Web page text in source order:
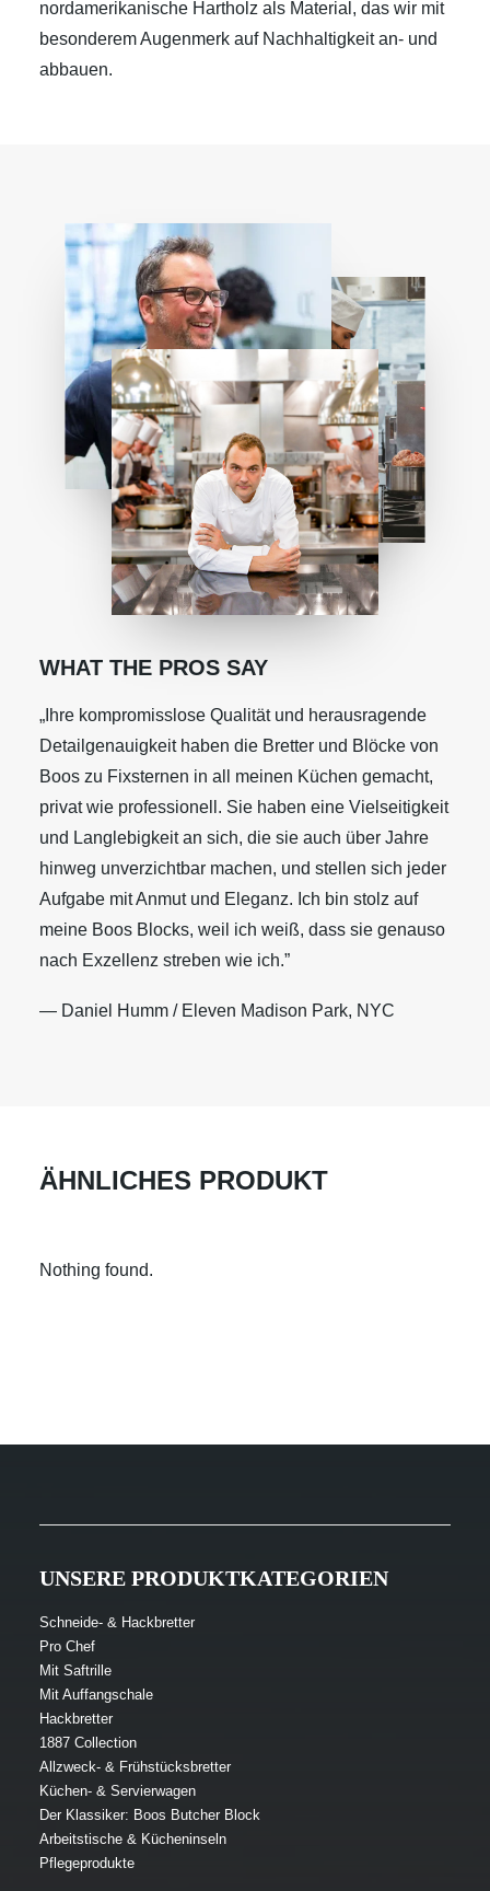
nordamerikanische Hartholz als Material, das wir mit
besonderem Augenmerk auf Nachhaltigkeit an- und
abbauen.
WHAT THE PROS SAY
„Ihre kompromisslose Qualität und herausragende
Detailgenauigkeit haben die Bretter und Blöcke von
Boos zu Fixsternen in all meinen Küchen gemacht,
privat wie professionell. Sie haben eine Vielseitigkeit
und Langlebigkeit an sich, die sie auch über Jahre
hinweg unverzichtbar machen, und stellen sich jeder
Aufgabe mit Anmut und Eleganz. Ich bin stolz auf
meine Boos Blocks, weil ich weiß, dass sie genauso
nach Exzellenz streben wie ich.”
— Daniel Humm / Eleven Madison Park, NYC
ÄHNLICHES PRODUKT
Nothing found.
UNSERE PRODUKTKATEGORIEN
Schneide- & Hackbretter
Pro Chef
Mit Saftrille
Mit Auffangschale
Hackbretter
1887 Collection
Allzweck- & Frühstücksbretter
Küchen- & Servierwagen
Der Klassiker: Boos Butcher Block
Arbeitstische & Kücheninseln
Pflegeprodukte